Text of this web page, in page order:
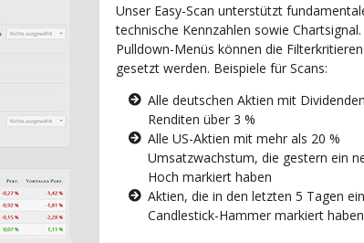
Unser Easy-Scan unterstützt
technische Kennzahlen sowie
Pulldown-Menüs können die Filterkritieren
gesetzt werden. Beispiele für Scans:
Alle deutschen Aktien mit
Renditen über 3 %
Alle US-Aktien mit mehr als 20 %
Umsatzwachstum, die gestern ein
Hoch markiert haben
Aktien, die in den letzten 5 Tagen
Candlestick-Hammer markiert